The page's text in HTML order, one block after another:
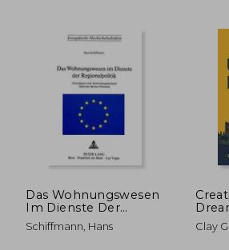
dcto.
Das Wohnungswesen
Im Dienste Der
Regionalpolitik:
Grundlagen Und
Schiffmann, Hans
Crisis
Clay